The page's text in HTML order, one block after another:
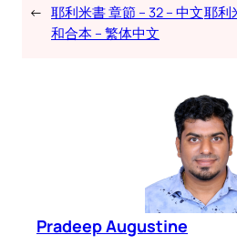
← 耶利米書 章節 – 32 – 中文
和合本 – 繁体中文
耶利
Pradeep Augustine